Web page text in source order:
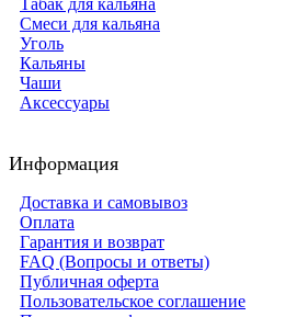
Смеси для кальяна
Уголь
Кальяны
Чаши
Аксессуары
Информация
Доставка и самовывоз
Оплата
Гарантия и возврат
FAQ (Вопросы и ответы)
Публичная оферта
Пользовательское соглашение